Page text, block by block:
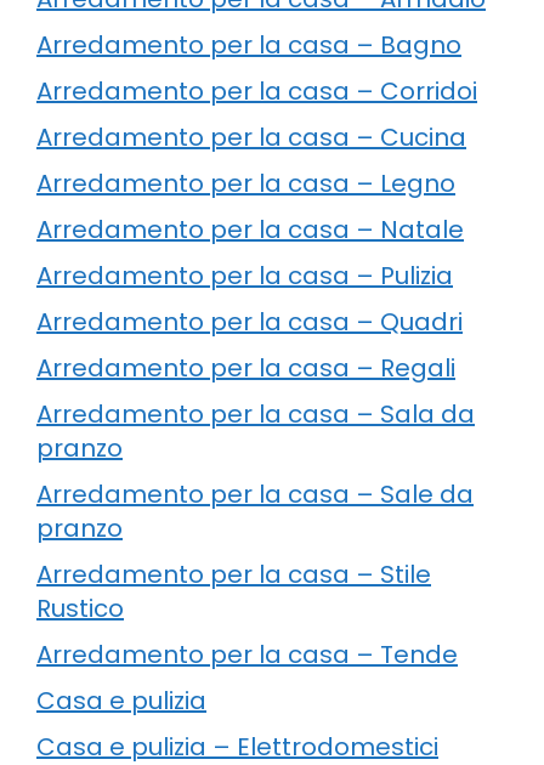
Arredamento per la casa – Bagno
Arredamento per la casa – Corridoi
Arredamento per la casa – Cucina
Arredamento per la casa – Legno
Arredamento per la casa – Natale
Arredamento per la casa – Pulizia
Arredamento per la casa – Quadri
Arredamento per la casa – Regali
Arredamento per la casa – Sala da
pranzo
Arredamento per la casa – Sale da
pranzo
Arredamento per la casa – Stile
Rustico
Arredamento per la casa – Tende
Casa e pulizia
Casa e pulizia – Elettrodomestici